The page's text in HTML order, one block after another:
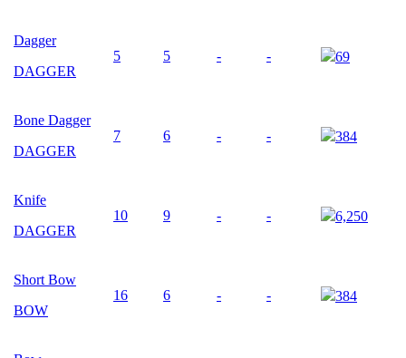
Dagger
DAGGER
5 5 - - 69
Bone Dagger
DAGGER
7 6 - - 384
Knife
DAGGER
10 9 - - 6,250
Short Bow
BOW
16 6 - - 384